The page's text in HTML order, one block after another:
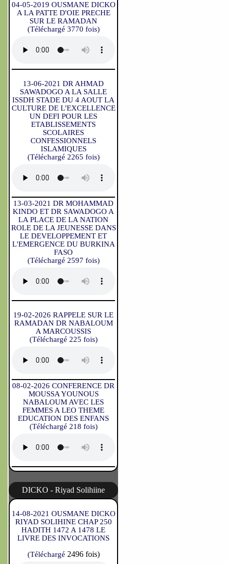
04-05-2019 OUSMANE DICKO
A LA PATTE D'OIE PRECHE
SUR LE RAMADAN
(Téléchargé 3770 fois)
13-06-2021 DR AHMAD
SAWADOGO A LA SALLE
ISSDH STADE DU 4 AOUT LA
CULTURE DE L'EXCELLENCE
UN DEFI POUR LES
ETABLISSEMENTS
SCOLAIRES
CONFESSIONNELS
ISLAMIQUES
(Téléchargé 2265 fois)
13-03-2021 DR MOHAMMAD
KINDO ET DR SAWADOGO A
LA PLACE DE LA NATION
ROLE DE LA JEUNESSE DANS
LE DEVELOPPEMENT ET
L'EMERGENCE DU BURKINA
FASO
(Téléchargé 2597 fois)
19-02-2026 RAPPELE SUR LE
RAMADAN DR NABALOUM
A MARCOUSSIS
(Téléchargé 225 fois)
08-02-2026 CONFERENCE DR
MOUSSA YOUNOUS
NABALOUM AVEC LES
FEMMES A LEO THEME
EDUCATION DES ENFANS
(Téléchargé 218 fois)
DICKO - Riyad Solihiine
14-08-2021 OUSMANE DICKO
RIYAD SOLIHINE CHAP 250
HADITH 1472 A 1478 LE
LIVRE DES INVOCATIONS
(Téléchargé 2496 fois)